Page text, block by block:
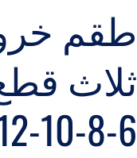
طقم
ثلاث
6-8-10-12